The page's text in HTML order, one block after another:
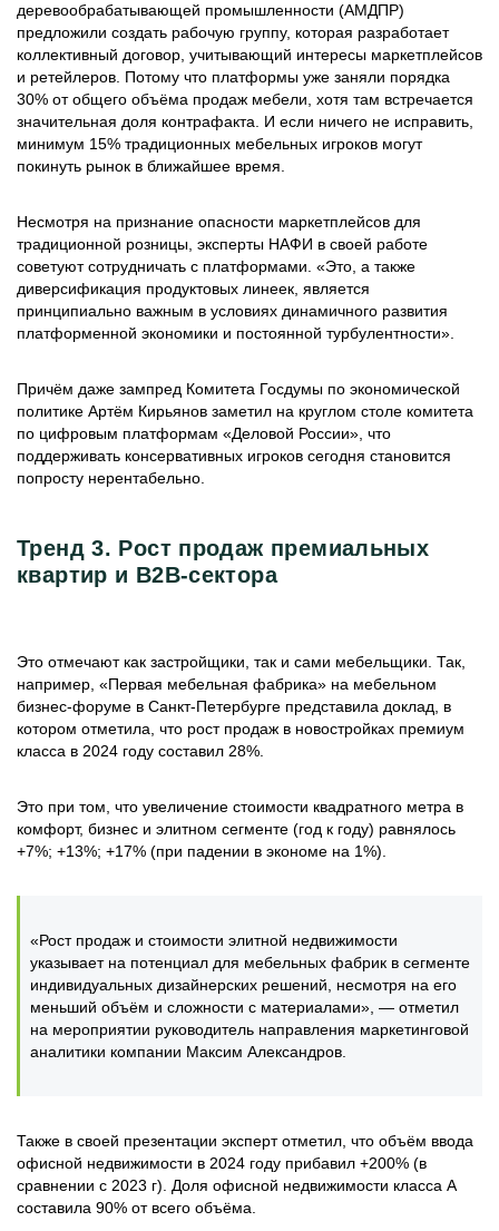
деревообрабатывающей промышленности (АМДПР)
предложили создать рабочую группу, которая разработает
коллективный договор, учитывающий интересы маркетплейсов
и ретейлеров. Потому что платформы уже заняли порядка
30% от общего объёма продаж мебели, хотя там встречается
значительная доля контрафакта. И если ничего не исправить,
минимум 15% традиционных мебельных игроков могут
покинуть рынок в ближайшее время.
Несмотря на признание опасности маркетплейсов для
традиционной розницы, эксперты НАФИ в своей работе
советуют сотрудничать с платформами. «Это, а также
диверсификация продуктовых линеек, является
принципиально важным в условиях динамичного развития
платформенной экономики и постоянной турбулентности».
Причём даже зампред Комитета Госдумы по экономической
политике Артём Кирьянов заметил на круглом столе комитета
по цифровым платформам «Деловой России», что
поддерживать консервативных игроков сегодня становится
попросту нерентабельно.
Тренд 3. Рост продаж премиальных
квартир и В2В-сектора
Это отмечают как застройщики, так и сами мебельщики. Так,
например, «Первая мебельная фабрика» на мебельном
бизнес-форуме в Санкт-Петербурге представила доклад, в
котором отметила, что рост продаж в новостройках премиум
класса в 2024 году составил 28%.
Это при том, что увеличение стоимости квадратного метра в
комфорт, бизнес и элитном сегменте (год к году) равнялось
+7%; +13%; +17% (при падении в экономе на 1%).
«Рост продаж и стоимости элитной недвижимости
указывает на потенциал для мебельных фабрик в сегменте
индивидуальных дизайнерских решений, несмотря на его
меньший объём и сложности с материалами», — отметил
на мероприятии руководитель направления маркетинговой
аналитики компании Максим Александров.
Также в своей презентации эксперт отметил, что объём ввода
офисной недвижимости в 2024 году прибавил +200% (в
сравнении с 2023 г). Доля офисной недвижимости класса А
составила 90% от всего объёма.